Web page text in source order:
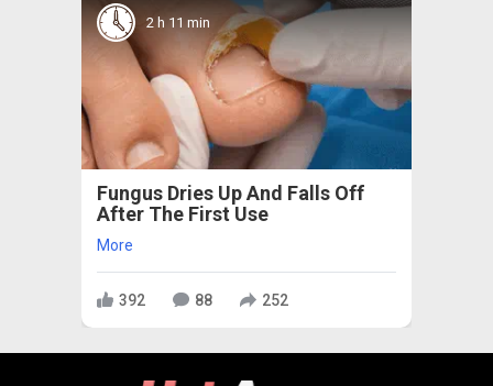
2 h 11 min
Fungus Dries Up And Falls Off
After The First Use
More
392 88 252